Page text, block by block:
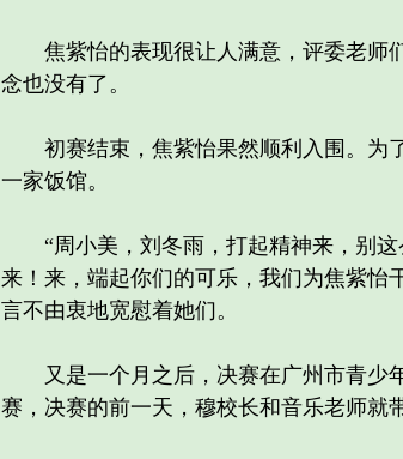
焦紫怡的表现很让人满意，评委老师们
念也没有了。
初赛结束，焦紫怡果然顺利入围。为了
一家饭馆。
“周小美，刘冬雨，打起精神来，别这
来！来，端起你们的可乐，我们为焦紫怡
言不由衷地宽慰着她们。
又是一个月之后，决赛在广州市青少年
赛，决赛的前一天，穆校长和音乐老师就